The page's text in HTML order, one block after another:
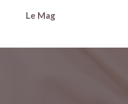
Le Mag